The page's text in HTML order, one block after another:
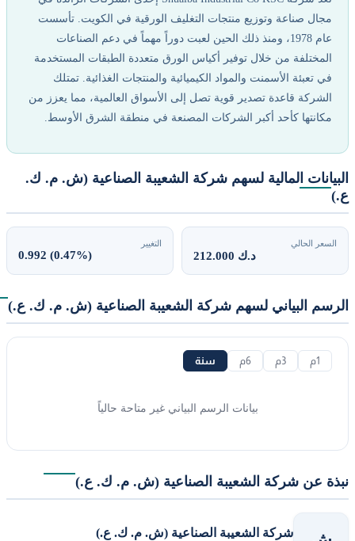
مجال صناعة وتوزيع منتجات التغليف الورقية في الكويت. تأسست
عام 1978، ومنذ ذلك الحين لعبت دوراً مهماً في دعم الصناعات
المختلفة من خلال توفير أكياس الورق متعددة الطبقات المستخدمة
في تعبئة الأسمنت والمواد الكيميائية والمنتجات الغذائية. تمتلك
الشركة قاعدة تصدير قوية تصل إلى الأسواق العالمية، مما يعزز من
مكانتها كأحد أكبر الشركات المصنعة في منطقة الشرق الأوسط.
المالية لسهم شركة الشعيبة الصناعية (ش. م. ك.
الحالي
0.992 (0.47%)
البياني لسهم شركة الشعيبة الصناعية (ش. م. ك. ع.)
بيانات الرسم البياني غير متاحة حالياً
عن شركة الشعيبة الصناعية (ش. م. ك. ع.)
شركة الشعيبة الصناعية (ش. م. ك. ع.)